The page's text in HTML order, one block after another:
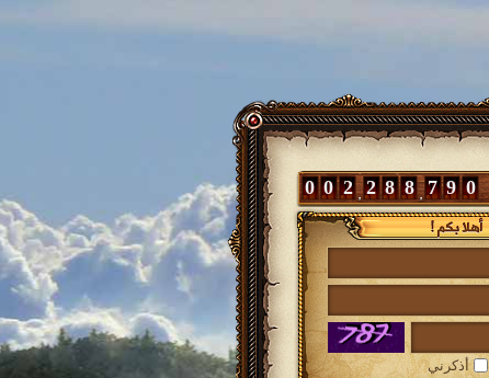
0 0 2 2 8 8 7 9 0
أذكرني